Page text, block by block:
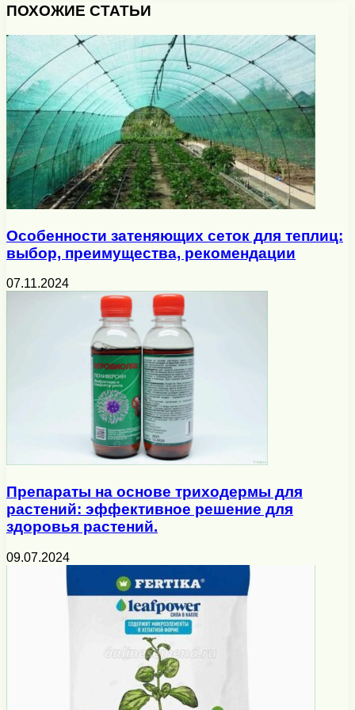
ПОХОЖИЕ СТАТЬИ
Особенности затеняющих сеток для теплиц:
выбор, преимущества, рекомендации
07.11.2024
Препараты на основе триходермы для
растений: эффективное решение для
здоровья растений.
09.07.2024